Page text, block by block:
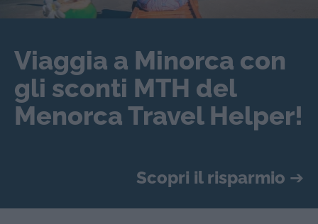
Viaggia a Minorca con
gli sconti MTH del
Menorca Travel Helper!
Scopri il risparmio ➔